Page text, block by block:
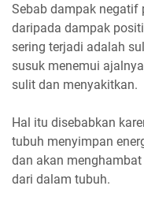
Sebab dampak negatif
daripada dampak
sering terjadi adalah
susuk menemui
sulit dan menyakitkan.
Hal itu disebabkan
tubuh menyimpan
dan akan
dari dalam tubuh.